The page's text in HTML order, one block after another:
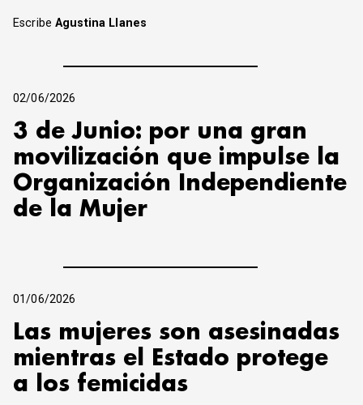
EscribeAgustina Llanes
02/06/2026
3 de Junio: por una gran
movilización que impulse la
Organización Independiente
de la Mujer
01/06/2026
Las mujeres son asesinadas
mientras el Estado protege
a los femicidas